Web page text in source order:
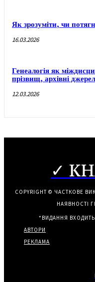
Як зрозуміти, чи
16.03.2026
Генеалогія як
прізвищ, архівні
12.03.2026
✓
COPYRIGHT © ЧАСТКОВЕ
НАЯВНОСТІ
*ВИДАННЯ
АВТОРИ
РЕКЛАМА